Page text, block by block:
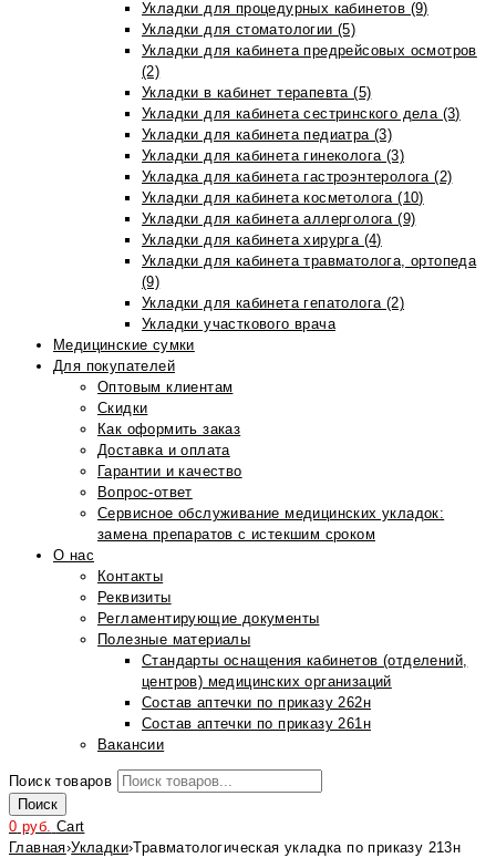
Укладки для процедурных кабинетов (9)
Укладки для стоматологии (5)
Укладки для кабинета предрейсовых осмотров
(2)
Укладки в кабинет терапевта (5)
Укладки для кабинета сестринского дела (3)
Укладки для кабинета педиатра (3)
Укладки для кабинета гинеколога (3)
Укладка для кабинета гастроэнтеролога (2)
Укладки для кабинета косметолога (10)
Укладки для кабинета аллерголога (9)
Укладки для кабинета хирурга (4)
Укладки для кабинета травматолога, ортопеда
(9)
Укладки для кабинета гепатолога (2)
Укладки участкового врача
Медицинские сумки
Для покупателей
Оптовым клиентам
Скидки
Как оформить заказ
Доставка и оплата
Гарантии и качество
Вопрос-ответ
Сервисное обслуживание медицинских укладок:
замена препаратов с истекшим сроком
О нас
Контакты
Реквизиты
Регламентирующие документы
Полезные материалы
Стандарты оснащения кабинетов (отделений,
центров) медицинских организаций
Состав аптечки по приказу 262н
Состав аптечки по приказу 261н
Вакансии
Поиск товаров
Поиск
0 руб. Cart
Главная›Укладки›Травматологическая укладка по приказу 213н